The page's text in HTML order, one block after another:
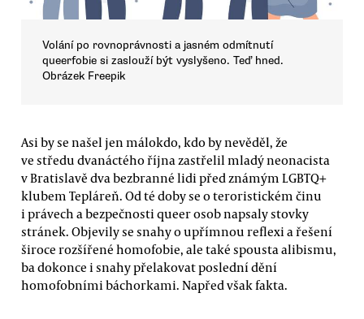
Volání po rovnoprávnosti a jasném odmítnutí
queerfobie si zaslouží být vyslyšeno. Teď hned.
Obrázek Freepik
Asi by se našel jen málokdo, kdo by nevěděl, že
ve středu dvanáctého října zastřelil mladý neonacista
v Bratislavě dva bezbranné lidi před známým LGBTQ+
klubem Tepláreň. Od té doby se o teroristickém činu
i právech a bezpečnosti queer osob napsaly stovky
stránek. Objevily se snahy o upřímnou reflexi a řešení
široce rozšířené homofobie, ale také spousta alibismu,
ba dokonce i snahy přelakovat poslední dění
homofobními báchorkami. Napřed však fakta.